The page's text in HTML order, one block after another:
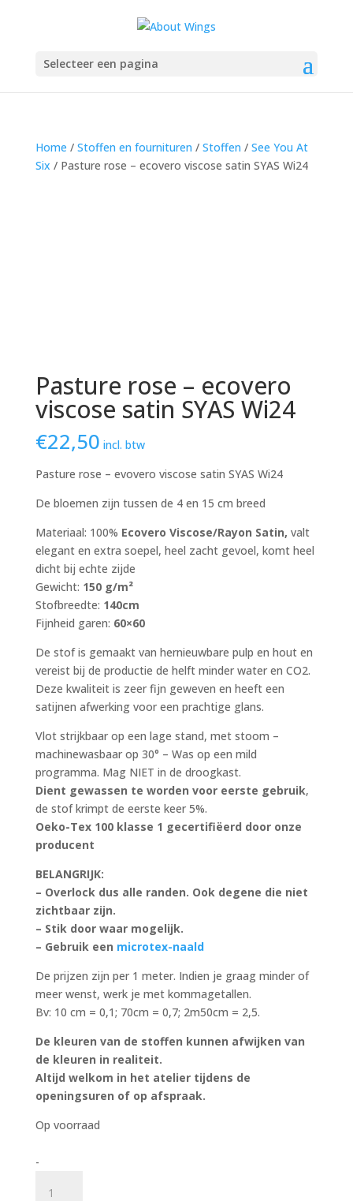
Selecteer een pagina
Home / Stoffen en fournituren / Stoffen / See You At
Six / Pasture rose – ecovero viscose satin SYAS Wi24
Pasture rose – ecovero
viscose satin SYAS Wi24
€22,50 incl. btw
Pasture rose – evovero viscose satin SYAS Wi24
De bloemen zijn tussen de 4 en 15 cm breed
Materiaal: 100% Ecovero Viscose/Rayon Satin, valt
elegant en extra soepel, heel zacht gevoel, komt heel
dicht bij echte zijde
Gewicht: 150 g/m²
Stofbreedte: 140cm
Fijnheid garen: 60×60
De stof is gemaakt van hernieuwbare pulp en hout en
vereist bij de productie de helft minder water en CO2.
Deze kwaliteit is zeer fijn geweven en heeft een
satijnen afwerking voor een prachtige glans.
Vlot strijkbaar op een lage stand, met stoom –
machinewasbaar op 30° – Was op een mild
programma. Mag NIET in de droogkast.
Dient gewassen te worden voor eerste gebruik,
de stof krimpt de eerste keer 5%.
Oeko-Tex 100 klasse 1 gecertifiëerd door onze
producent
BELANGRIJK:
– Overlock dus alle randen. Ook degene die niet
zichtbaar zijn.
– Stik door waar mogelijk.
– Gebruik een microtex-naald
De prijzen zijn per 1 meter. Indien je graag minder of
meer wenst, werk je met kommagetallen.
Bv: 10 cm = 0,1; 70cm = 0,7; 2m50cm = 2,5.
De kleuren van de stoffen kunnen afwijken van
de kleuren in realiteit.
Altijd welkom in het atelier tijdens de
openingsuren of op afspraak.
Op voorraad
Pasture
-